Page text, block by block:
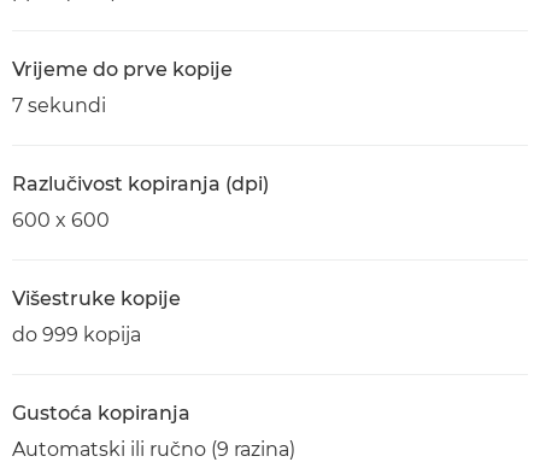
Vrijeme do prve kopije
7 sekundi
Razlučivost kopiranja (dpi)
600 x 600
Višestruke kopije
do 999 kopija
Gustoća kopiranja
Automatski ili ručno (9 razina)